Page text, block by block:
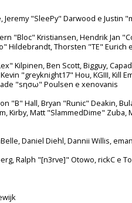
"SleePy" Darwood e Justin
"Bloc" Kristiansen, Hendrik Jan
Hildebrandt, Thorsten "TE" Eurich
Kilpinen, Ben Scott, Bigguy,
"greyknight17" Hou, KGIII, Kill
"sησω" Poulsen e xenovanis
"B" Hall, Bryan "Runic" Deakin,
Kirby, Matt "SlammedDime"
Daniel Diehl, Dannii Willis,
Ralph "[n3rve]" Otowo, rickC e